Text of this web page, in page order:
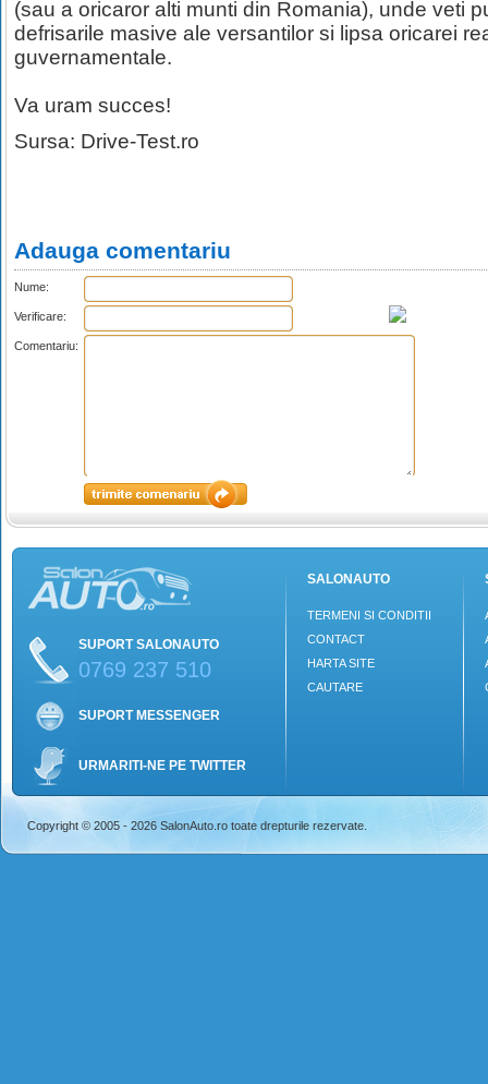
(sau a oricaror alti munti din Romania), unde veti
defrisarile masive ale versantilor si lipsa oricarei
guvernamentale.
Va uram succes!
Sursa: Drive-Test.ro
Adauga comentariu
Nume:
Verificare:
Comentariu:
SUPORT SALONAUTO
0769 237 510
SUPORT MESSENGER
URMARITI-NE PE TWITTER
SALONAUTO
TERMENI SI CONDITII
CONTACT
HARTA SITE
CAUTARE
Copyright © 2005 - 2026 SalonAuto.ro toate drepturile rezervate.